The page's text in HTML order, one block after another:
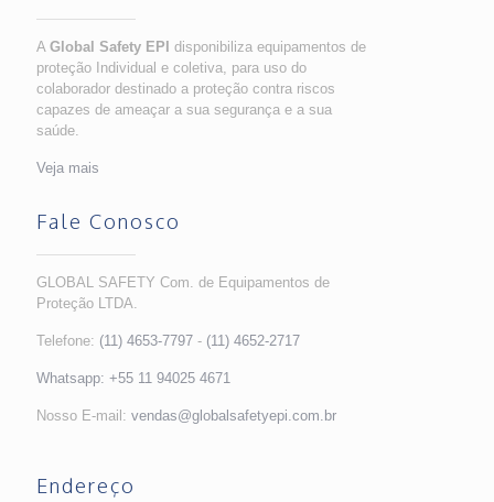
A Global Safety EPI disponibiliza equipamentos de
proteção Individual e coletiva, para uso do
colaborador destinado a proteção contra riscos
capazes de ameaçar a sua segurança e a sua
saúde.
Veja mais
Fale Conosco
GLOBAL SAFETY Com. de Equipamentos de
Proteção LTDA.
Telefone: (11) 4653-7797 - (11) 4652-2717
Whatsapp: +55 11 94025 4671
Nosso E-mail: vendas@globalsafetyepi.com.br
Endereço